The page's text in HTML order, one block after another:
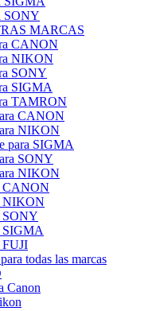
SONY
MARCAS
CANON
NIKON
SONY
SIGMA
TAMRON
CANON
NIKON
para SIGMA
SONY
NIKON
CANON
NIKON
SONY
SIGMA
FUJI
todas las marcas
Canon